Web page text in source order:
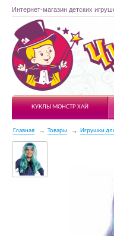
Интернет-магазин детских
Чудесарик
КУКЛЫ МОНСТР ХАЙ
Главная Товары Игрушки